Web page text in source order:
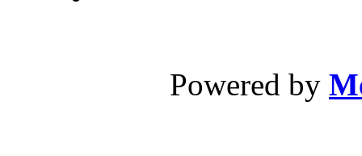
Powered by